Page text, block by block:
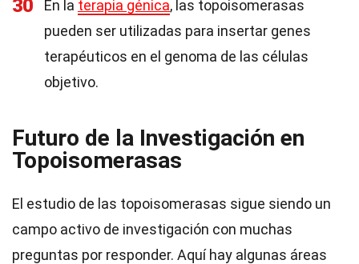
30 En la terapia génica, las topoisomerasas
pueden ser utilizadas para insertar genes
terapéuticos en el genoma de las células
objetivo.
Futuro de la Investigación en
Topoisomerasas
El estudio de las topoisomerasas sigue siendo un
campo activo de investigación con muchas
preguntas por responder. Aquí hay algunas áreas